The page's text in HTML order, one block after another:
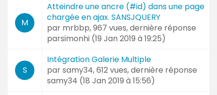
M
Atteindre une ancre (#id) dans une page
chargée en ajax. SANSJQUERY
par mrbbp, 967 vues, dernière réponse
parsimonhi (19 Jan 2019 à 19:25)
S
Intégration Galerie Multiple
parsamy34, 612 vues, dernière réponse
samy34 (18 Jan 2019 à 15:56)